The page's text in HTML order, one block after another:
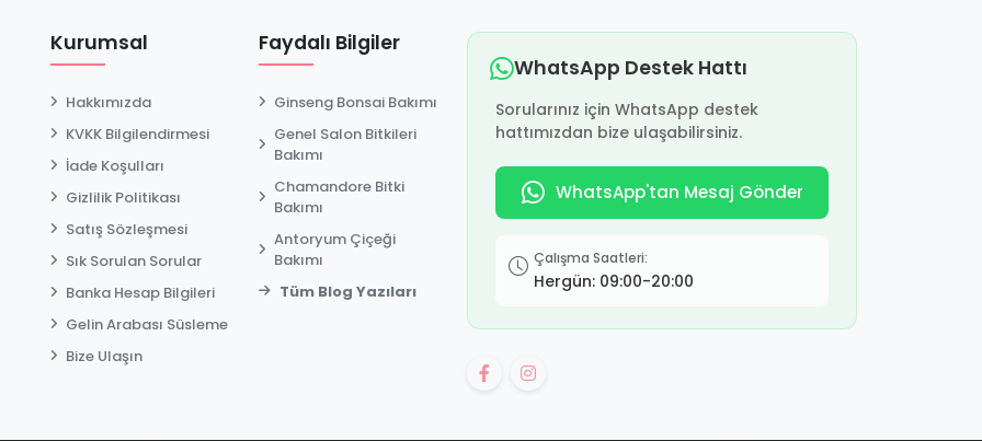
Kurumsal
Hakkımızda
KVKK Bilgilendirmesi
İade Koşulları
Gizlilik Politikası
Satış Sözleşmesi
Sık Sorulan Sorular
Banka Hesap Bilgileri
Gelin Arabası Süsleme
Bize Ulaşın
Faydalı Bilgiler
Ginseng Bonsai Bakımı
Genel Salon Bitkileri
Bakımı
Chamandore Bitki
Bakımı
Antoryum Çiçeği
Bakımı
Tüm Blog Yazıları
WhatsApp Destek Hattı
Sorularınız için WhatsApp destek
hattımızdan bize ulaşabilirsiniz.
WhatsApp'tan Mesaj Gönder
Çalışma Saatleri:
Hergün: 09:00-20:00